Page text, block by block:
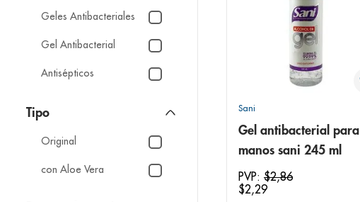
Geles Antibacteriales
Gel Antibacterial
Antisépticos
Tipo
Original
con Aloe Vera
Sani
Gel antibacterial para
manos sani 245 ml
PVP: $2,86
$2,29